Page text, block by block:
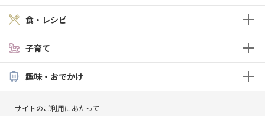
食・レシピ
子育て
趣味・おでかけ
サイトのご利用にあたって